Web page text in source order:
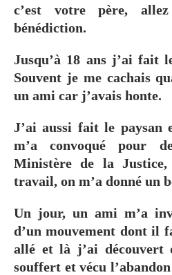
c’est votre père,
bénédiction.
Jusqu’à 18 ans j’ai fait
Souvent je me cachais
un ami car j’avais honte.
J’ai aussi fait le paysan
m’a convoqué pour
Ministère de la
travail, on m’a donné un
Un jour, un ami m’a
d’un mouvement dont il
allé et là j’ai découvert
souffert et vécu